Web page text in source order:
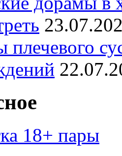
плечевого
18+ пары